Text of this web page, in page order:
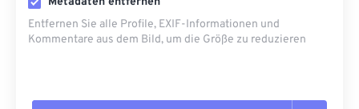
Entfernen Sie alle Profile, EXIF-Informationen und
Kommentare aus dem Bild, um die Größe zu reduzieren